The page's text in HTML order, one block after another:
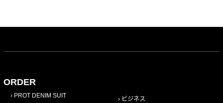
ORDER
PROT DENIM SUIT
ビジネス